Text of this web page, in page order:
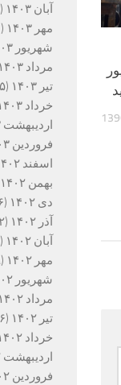
آبان ۱۴۰۳
(۴۰)
مهر ۱۴۰۳
(۷۱)
شهریور ۱۴۰۳
مرداد ۱۴۰۳
تیر ۱۴۰۳
(۱۴۵)
خرداد ۱۴۰۳
اردیبهشت ۱۴۰۳
فروردین ۱۴۰۳
اسفند ۱۴۰۲
بهمن ۱۴۰۲
دی ۱۴۰۲
(۶۶)
آذر ۱۴۰۲
(۵۲)
آبان ۱۴۰۲
(۶۸)
مهر ۱۴۰۲
(۲۹)
شهریور ۱۴۰۲
مرداد ۱۴۰۲
تیر ۱۴۰۲
(۶)
خرداد ۱۴۰۲
اردیبهشت ۱۴۰۲
فروردین ۱۴۰۲